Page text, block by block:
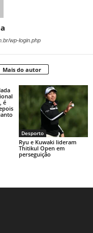
wp-login.php
Mais do autor
é
Desporto
Ryu e Kuwaki lideram
Thitikul Open em
perseguição